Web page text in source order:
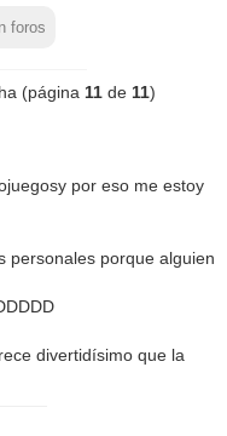
foros
(página 11de 11)
por eso me estoy
personales porque alguien
divertidísimo que la